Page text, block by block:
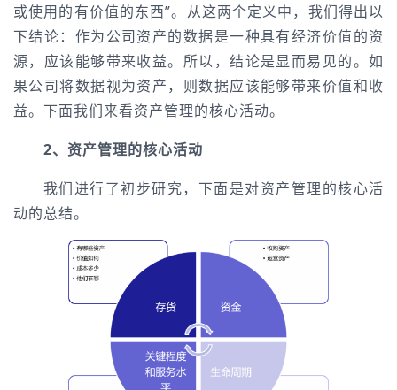
或使用的有价值的东西”。从这两个定义中，我们得出以
下结论：作为公司资产的数据是一种具有经济价值的资
源，应该能够带来收益。所以，结论是显而易见的。如
果公司将数据视为资产，则数据应该能够带来价值和收
益。下面我们来看资产管理的核心活动。
2、资产管理的核心活动
我们进行了初步研究，下面是对资产管理的核心活
动的总结。